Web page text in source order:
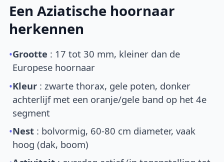
Een Aziatische hoornaar
herkennen
•Grootte : 17 tot 30 mm, kleiner dan de
Europese hoornaar
•Kleur : zwarte thorax, gele poten, donker
achterlijf met een oranje/gele band op het 4e
segment
•Nest : bolvormig, 60-80 cm diameter, vaak
hoog (dak, boom)